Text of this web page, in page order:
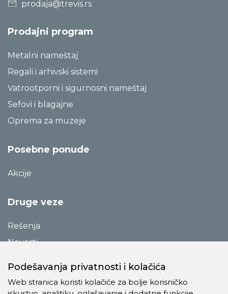
prodaja@trevis.rs
Prodajni program
Metalni nameštaj
Regali i arhivski sistemi
Vatrootporni i sigurnosni nameštaj
Sefovi i blagajne
Oprema za muzeje
Posebne ponude
Akcije
Druge veze
Rešenja
Novosti
O preduzeću
Podešavanja privatnosti i kolačića
Web stranica koristi kolačiće za bolje korisničko